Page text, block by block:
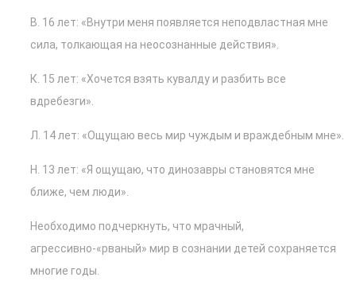
В. 16 лет: «Внутри меня появляется неподвластная мне
сила, толкающая на неосознанные действия».
К. 15 лет: «Хочется взять кувалду и разбить все
вдребезги».
Л. 14 лет: «Ощущаю весь мир чуждым и враждебным мне».
Н. 13 лет: «Я ощущаю, что динозавры становятся мне
ближе, чем люди».
Необходимо подчеркнуть, что мрачный,
агрессивно-«рваный» мир в сознании детей сохраняется
многие годы.